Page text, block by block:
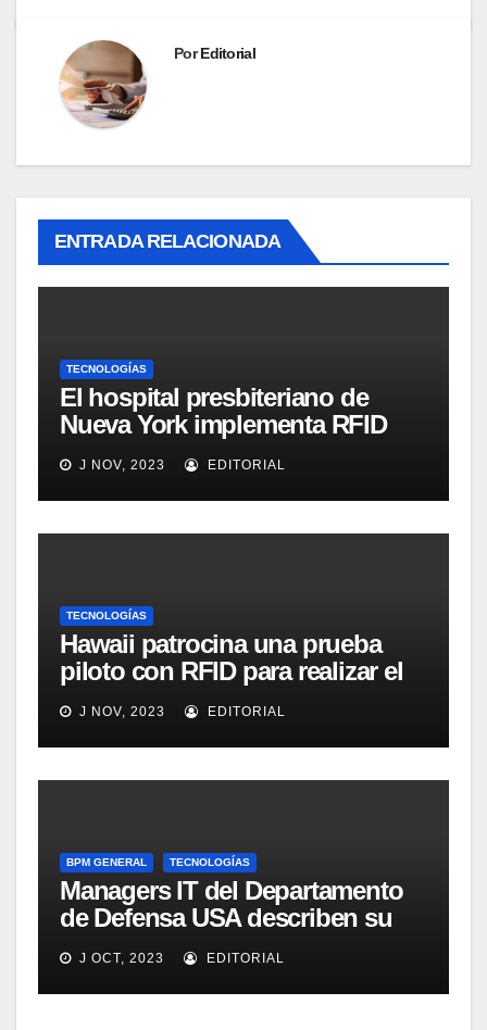
PorEditorial
ENTRADA RELACIONADA
TECNOLOGÍAS
El hospital presbiteriano de
Nueva York implementa RFID
para mejorar el proceso de
inventario de equipamiento
médico
J NOV, 2023 EDITORIAL
TECNOLOGÍAS
Hawaii patrocina una prueba
piloto con RFID para realizar el
seguimiento y control de
alimentos
J NOV, 2023 EDITORIAL
BPM GENERAL TECNOLOGÍAS
Managers IT del Departamento
de Defensa USA describen su
implementación SOA
J OCT, 2023 EDITORIAL